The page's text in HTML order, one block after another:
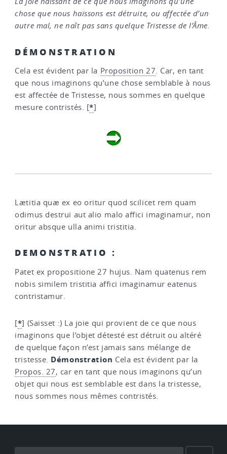
chose que nous haïssons est détruite, ou affectée d’un
autre mal, ne naît pas sans quelque Tristesse de l’Âme.
DÉMONSTRATION
Cela est évident par la Proposition 27. Car, en tant
que nous imaginons qu’une chose semblable à nous
est affectée de Tristesse, nous sommes en quelque
mesure contristés. [*]
Lætitia quæ ex eo oritur quod scilicet rem quam
odimus destrui aut alio malo affici imaginamur, non
oritur absque ulla animi tristitia.
DEMONSTRATIO :
Patet ex propositione 27 hujus. Nam quatenus rem
nobis similem tristitia affici imaginamur eatenus
contristamur.
[*] (Saisset :) La joie qui provient de ce que nous
imaginons que l’objet détesté est détruit ou altéré
de quelque façon n’est jamais sans mélange de
tristesse. Démonstration Cela est évident par la
Propos. 27, car en tant que nous imaginons qu’un
objet qui nous est semblable est dans la tristesse,
nous sommes nous mêmes contristés.